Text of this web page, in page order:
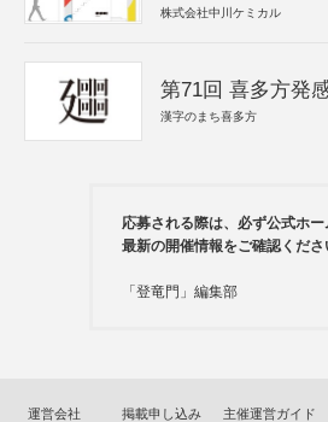
株式会社中川ケミカル
第71回 喜多方発
漢字のまち喜多方
応募される際は、必ず公式ホー
最新の開催情報をご確認くださ
「登竜門」編集部
運営会社 掲載申し込み 主催運営ガイド